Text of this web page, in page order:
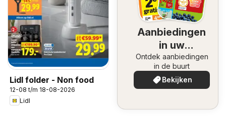
Lidl folder - Non food
12-08 t/m 18-08-2026
Lidl
Aanbiedingen
in uw
omgeving
Ontdek aanbiedingen
in de buurt
Bekijken